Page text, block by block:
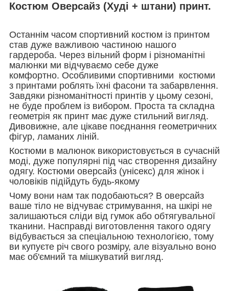
Костюм Оверсайз (Худі + штани) принт.
Останнім часом спортивний костюм із принтом
став дуже важливою частиною нашого
гардероба. Через вільний форм і різноманітні
малюнки ми відчуваємо себе дуже
комфортно. Особливими спортивними костюми
з принтами роблять їхні фасони та забарвлення.
Завдяки різноманітності принтів у цьому сезоні,
не буде проблем із вибором. Проста та складна
геометрія як принт має дуже стильний вигляд.
Дивовижне, але цікаве поєднання геометричних
фігур, ламаних ліній.
Костюми в малюнок використовується в сучасній
моді, дуже популярні під час створення дизайну
одягу. Костюми оверсайз (унісекс) для жінок і
чоловіків підійдуть будь-якому
Чому вони нам так подобаються? В оверсайз
ваше тіло не відчуває стримування, на шкірі не
залишаються сліди від гумок або обтягувальної
тканини. Насправді виготовлення такого одягу
відбувається за спеціальною технологією, тому
ви купуєте річ свого розміру, але візуально воно
має об'ємний та мішкуватий вигляд.